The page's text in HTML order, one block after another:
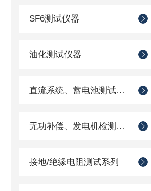
SF6测试仪器
油化测试仪器
直流系统、蓄电池测试仪器
无功补偿、发电机检测仪器
接地/绝缘电阻测试系列